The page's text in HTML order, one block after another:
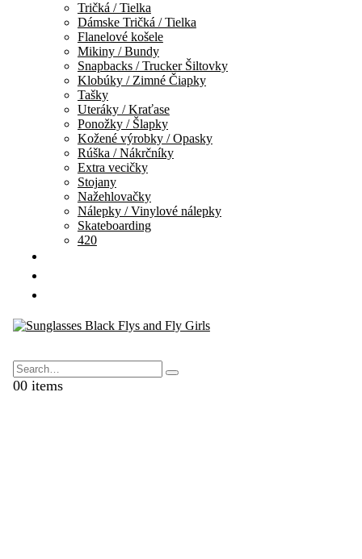
Tričká / Tielka
Dámske Tričká / Tielka
Flanelové košele
Mikiny / Bundy
Snapbacks / Trucker Šiltovky
Klobúky / Zimné Čiapky
Tašky
Uteráky / Kraťase
Ponožky / Šlapky
Kožené výrobky / Opasky
Rúška / Nákrčníky
Extra vecičky
Stojany
Nažehlovačky
Nálepky / Vinylové nálepky
Skateboarding
420
00 items